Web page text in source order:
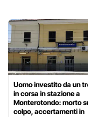
Uomo investito da un
in corsa in stazione a
Monterotondo: morto
colpo, accertamenti in